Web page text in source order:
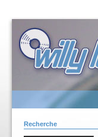
Recherche